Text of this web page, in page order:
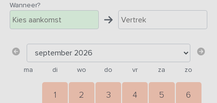
Wanneer?
ma di wo do vr za zo
1 2 3 4 5 6